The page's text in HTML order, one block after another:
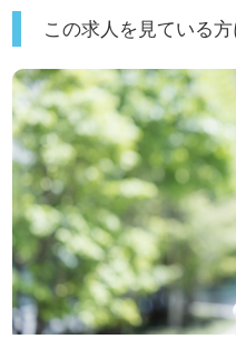
この求人を見ている